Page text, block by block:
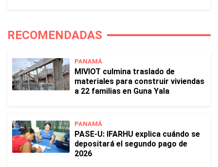
RECOMENDADAS
PANAMÁ
MIVIOT culmina traslado de
materiales para construir viviendas
a 22 familias en Guna Yala
PANAMÁ
PASE-U: IFARHU explica cuándo se
depositará el segundo pago de
2026